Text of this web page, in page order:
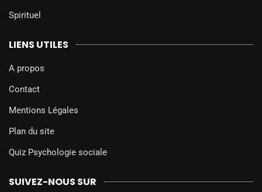
Spirituel
LIENS UTILES
A propos
Contact
Mentions Légales
Plan du site
Quiz Psychologie sociale
SUIVEZ-NOUS SUR